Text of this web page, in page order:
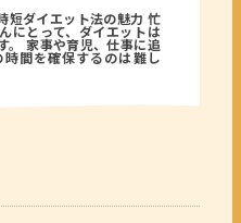
短ダイエット法の魅力 忙
にとって、ダイエットは
。 家事や育児、仕事に追
間を確保するのは難し